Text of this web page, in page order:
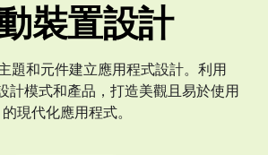
裝置設計
題和元件建立應用程式設計。利用
計模式和產品，打造美觀且易於使用
的現代化應用程式。